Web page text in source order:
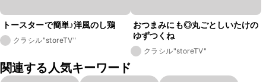
トースターで簡単♪洋風のし鶏
クラシル"storeTV"
おつまみにも◎丸ごとしいたけの
ゆずつくね
クラシル"storeTV"
関連する人気キーワード